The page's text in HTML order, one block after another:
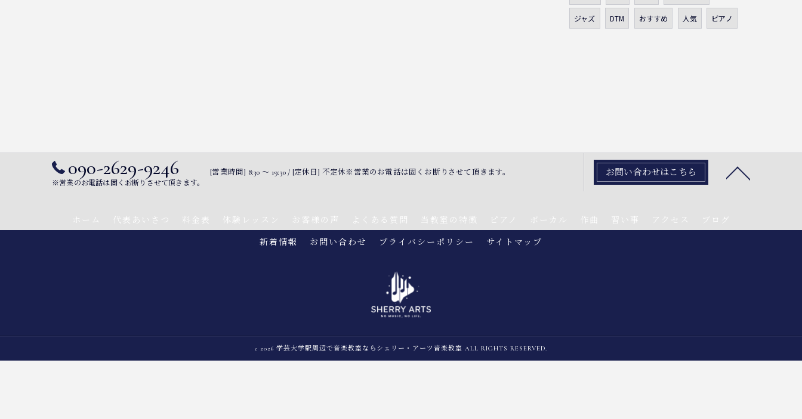
ジャズ DTM おすすめ 人気 ピアノ
090-2629-9246
※営業のお電話は固くお断りさせて頂きます。
[営業時間] 8:30 〜 19:30 / [定休日] 不定休※営業のお電話は固くお断りさせて頂きます。 お問い合わせはこちら
ホーム 代表あいさつ 料金表 体験レッスン お客様の声 よくある質問 当教室の特徴 ピアノ ボーカル 作曲 習い事 アクセス ブログ
新着情報 お問い合わせ プライバシーポリシー サイトマップ
c 2026 学芸大学駅周辺で音楽教室ならシェリー・アーツ音楽教室 ALL RIGHTS RESERVED.